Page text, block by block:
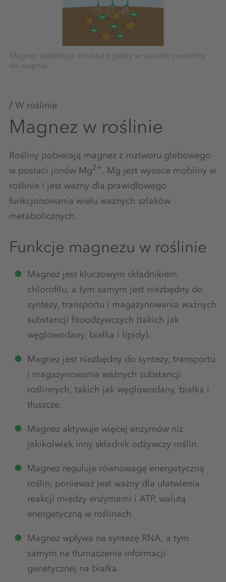
Magnez stabilizuje strukturę gleby w sposób podobny
do wapnia.
W roślinie
Magnez w roślinie
Rośliny pobierają magnez z roztworu glebowego
w postaci jonów Mg2+. Mg jest wysoce mobilny w
roślinie i jest ważny dla prawidłowego
funkcjonowania wielu ważnych szlaków
metabolicznych.
Funkcje magnezu w roślinie
Magnez jest kluczowym składnikiem
chlorofilu, a tym samym jest niezbędny do
syntezy, transportu i magazynowania ważnych
substancji fitoodżywczych (takich jak
węglowodany, białka i lipidy).
Magnez jest niezbędny do syntezy, transportu
i magazynowania ważnych substancji
roślinnych, takich jak węglowodany, białka i
tłuszcze.
Magnez aktywuje więcej enzymów niż
jakikolwiek inny składnik odżywczy roślin.
Magnez reguluje równowagę energetyczną
roślin, ponieważ jest ważny dla ułatwienia
reakcji między enzymami i ATP, walutą
energetyczną w roślinach.
Magnez wpływa na syntezę RNA, a tym
samym na tłumaczenie informacji
genetycznej na białka.